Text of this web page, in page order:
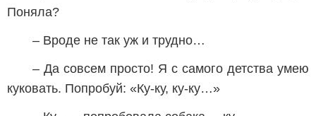
Поняла?
– Вроде не так уж и трудно…
– Да совсем просто! Я с самого детства умею
куковать. Попробуй: «Ку-ку, ку-ку…»